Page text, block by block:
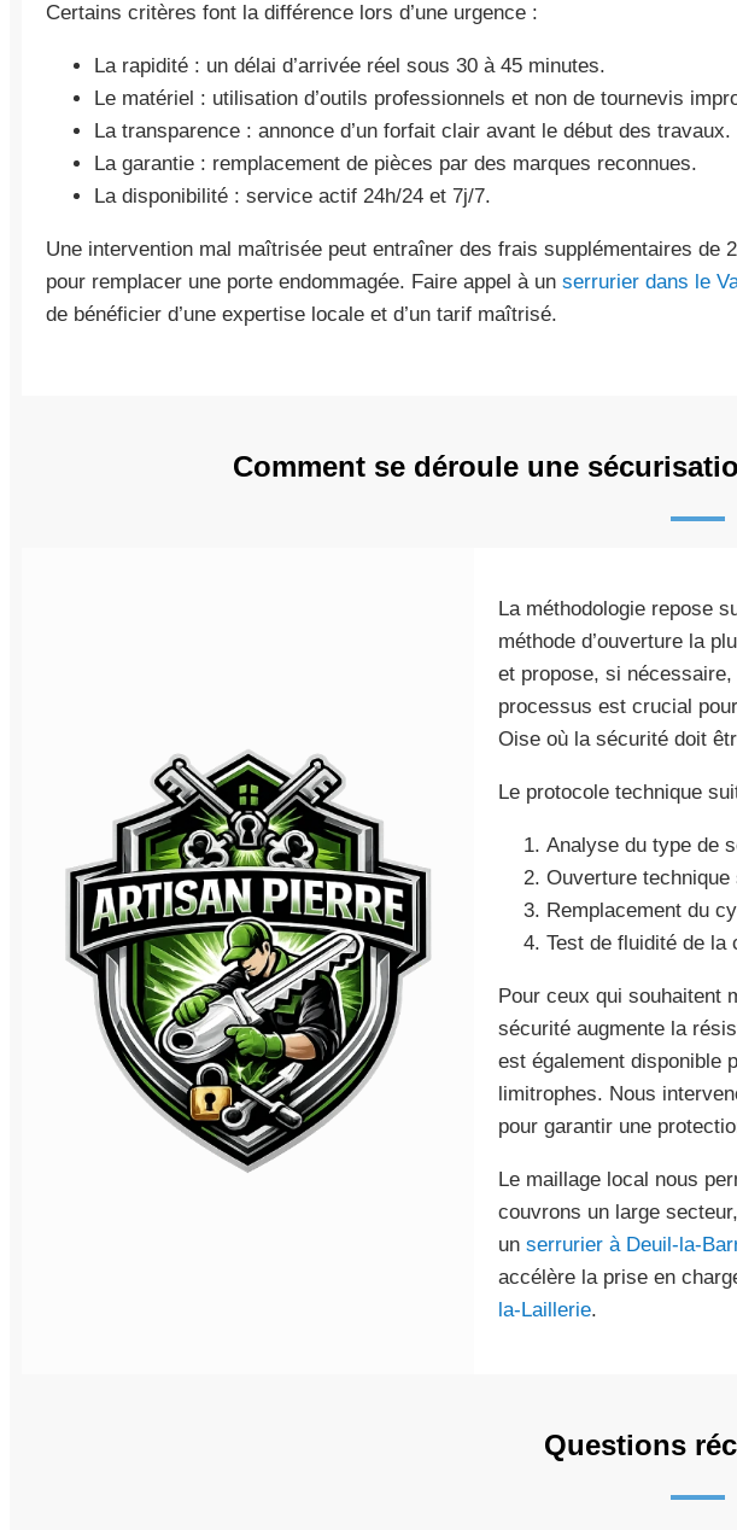
Certains critères font la différence lors d’une urgence :
La rapidité : un délai d’arrivée réel sous 30 à 45 minutes.
Le matériel : utilisation d’outils professionnels et non de tournevis
La transparence : annonce d’un forfait clair avant le début des travaux.
La garantie : remplacement de pièces par des marques reconnues.
La disponibilité : service actif 24h/24 et 7j/7.
Une intervention mal maîtrisée peut entraîner des frais supplémentaires de
pour remplacer une porte endommagée. Faire appel à un serrurier dans le
de bénéficier d’une expertise locale et d’un tarif maîtrisé.
Comment se déroule une
La méthodologie repose
méthode d’ouverture la
et propose, si
processus est crucial
Oise où la sécurité doit
Le protocole technique
Analyse du type de
Ouverture
Remplacement du
Test de fluidité de la
Pour ceux qui souhaitent
sécurité augmente la
est également disponible
limitrophes. Nous
pour garantir une
Le maillage local nous
couvrons un large
un serrurier à Deuil-la-
accélère la prise en
la-Laillerie.
Questions